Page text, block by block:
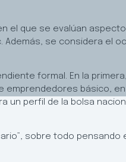
el que se evalúan
se considera el
formal. En la
emprendedores básico,
un perfil de la bolsa
sobre todo pensando